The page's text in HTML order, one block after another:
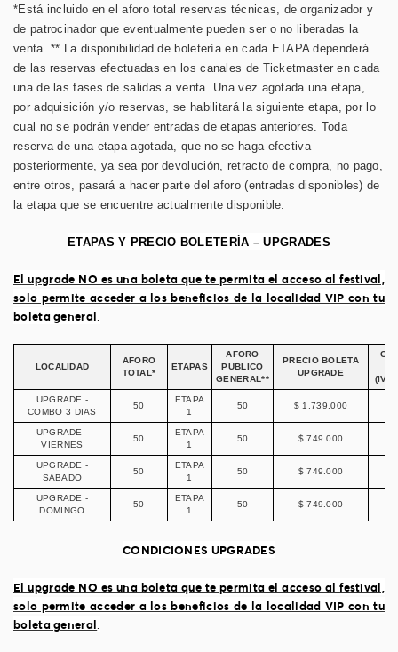
*Está incluido en el aforo total reservas técnicas, de organizador y
de patrocinador que eventualmente pueden ser o no liberadas la
venta. ** La disponibilidad de boletería en cada ETAPA dependerá
de las reservas efectuadas en los canales de Ticketmaster en cada
una de las fases de salidas a venta. Una vez agotada una etapa,
por adquisición y/o reservas, se habilitará la siguiente etapa, por lo
cual no se podrán vender entradas de etapas anteriores. Toda
reserva de una etapa agotada, que no se haga efectiva
posteriormente, ya sea por devolución, retracto de compra, no pago,
entre otros, pasará a hacer parte del aforo (entradas disponibles) de
la etapa que se encuentre actualmente disponible.
ETAPAS Y PRECIO BOLETERÍA – UPGRADES
El upgrade NO es una boleta que te permita el acceso al festival,
solo permite acceder a los beneficios de la localidad VIP con tu
boleta general.
LOCALIDAD
AFORO
TOTAL*
ETAPAS
AFORO
PUBLICO
GENERAL**
PRECIO BOLETA
UPGRADE
(IVA
UPGRADE -
COMBO 3 DIAS
50
ETAPA
1
50 $ 1.739.000
UPGRADE -
VIERNES
50
ETAPA
1
50 $ 749.000
UPGRADE -
SABADO
50
ETAPA
1
50 $ 749.000
UPGRADE -
DOMINGO
50
ETAPA
1
50 $ 749.000
CONDICIONES UPGRADES
El upgrade NO es una boleta que te permita el acceso al festival,
solo permite acceder a los beneficios de la localidad VIP con tu
boleta general.